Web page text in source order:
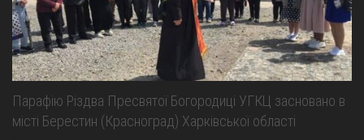
Парафію Різдва Пресвятої Богородиці УГКЦ засновано в
місті Берестин (Красноград) Харківської області